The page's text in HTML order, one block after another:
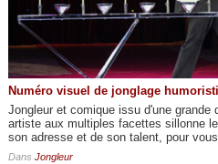
Numéro visuel de jonglage
Jongleur et comique issu d'une grande
artiste aux multiples facettes sillonne
son adresse et de son talent, pour
Dans Jongleur